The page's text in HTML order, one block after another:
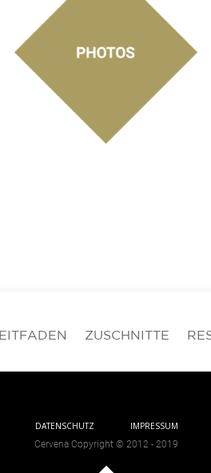
ZUSCHNITTE
DATENSCHUTZ
IMPRESSUM
Cervena Copyright © 2012 - 2019